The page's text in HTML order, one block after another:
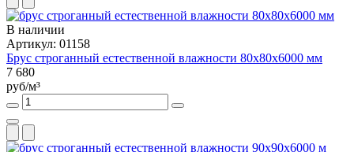
В наличии
Артикул: 01158
Брус строганный естественной влажности 80х80х6000 мм
7 680
руб/м³